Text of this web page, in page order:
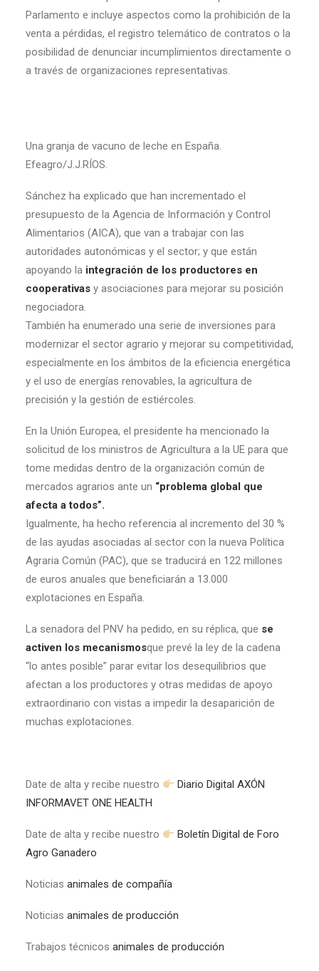
Parlamento e incluye aspectos como la prohibición de la
venta a pérdidas, el registro telemático de contratos o la
posibilidad de denunciar incumplimientos directamente o
a través de organizaciones representativas.
Una granja de vacuno de leche en España.
Efeagro/J.J.RÍOS.
Sánchez ha explicado que han incrementado el
presupuesto de la Agencia de Información y Control
Alimentarios (AICA), que van a trabajar con las
autoridades autonómicas y el sector; y que están
apoyando la integración de los productores en
cooperativas y asociaciones para mejorar su posición
negociadora.
También ha enumerado una serie de inversiones para
modernizar el sector agrario y mejorar su competitividad,
especialmente en los ámbitos de la eficiencia energética
y el uso de energías renovables, la agricultura de
precisión y la gestión de estiércoles.
En la Unión Europea, el presidente ha mencionado la
solicitud de los ministros de Agricultura a la UE para que
tome medidas dentro de la organización común de
mercados agrarios ante un “problema global que
afecta a todos”.
Igualmente, ha hecho referencia al incremento del 30 %
de las ayudas asociadas al sector con la nueva Política
Agraria Común (PAC), que se traducirá en 122 millones
de euros anuales que beneficiarán a 13.000
explotaciones en España.
La senadora del PNV ha pedido, en su réplica, que se
activen los mecanismosque prevé la ley de la cadena
“lo antes posible” parar evitar los desequilibrios que
afectan a los productores y otras medidas de apoyo
extraordinario con vistas a impedir la desaparición de
muchas explotaciones.
Date de alta y recibe nuestro
Diario Digital AXÓN
INFORMAVET ONE HEALTH
Date de alta y recibe nuestro
Boletín Digital de Foro
Agro Ganadero
Noticias animales de compañía
Noticias animales de producción
Trabajos técnicos animales de producción